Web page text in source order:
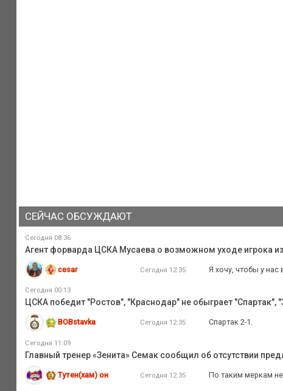
СЕЙЧАС ОБСУЖДАЮТ
Сегодня 08:36
Агент форварда ЦСКА Мусаева о возможном уходе игрока
cesar Сегодня 12:35 Я хочу, чтобы у нас
Сегодня 00:13
ЦСКА победит "Ростов", "Краснодар" не обыграет "Спартак",
BOBstavka Сегодня 12:35 Спартак 2-1.
Сегодня 11:09
Главный тренер «Зенита» Семак сообщил об отсутствии
Тутен(хам) он Сегодня 12:35 По таким меркам